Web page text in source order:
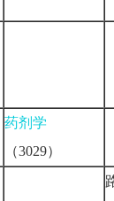
药剂学
（3029）